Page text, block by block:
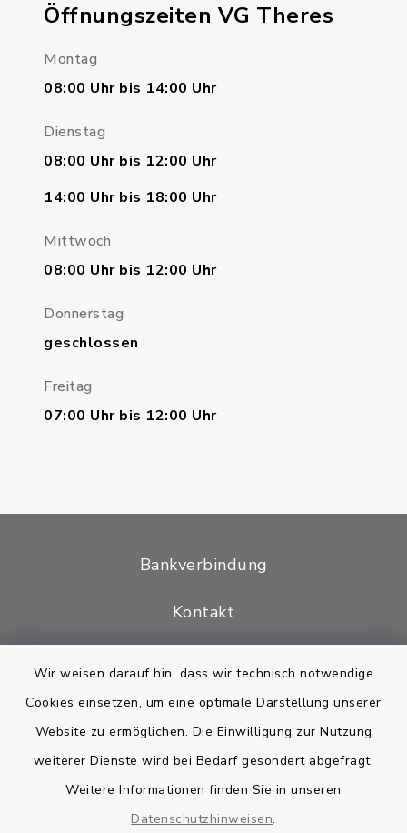
Wir weisen darauf hin, dass wir technisch notwendige
Cookies einsetzen, um eine optimale Darstellung unserer
Website zu ermöglichen. Die Einwilligung zur Nutzung
weiterer Dienste wird bei Bedarf gesondert abgefragt.
Weitere Informationen finden Sie in unseren
Datenschutzhinweisen.
Öffnungszeiten VG Theres
Montag
08:00 Uhr bis 14:00 Uhr
Dienstag
08:00 Uhr bis 12:00 Uhr
14:00 Uhr bis 18:00 Uhr
Mittwoch
08:00 Uhr bis 12:00 Uhr
Donnerstag
geschlossen
Freitag
07:00 Uhr bis 12:00 Uhr
Bankverbindung
Kontakt
Datenschutz
Impressum
Sitemap